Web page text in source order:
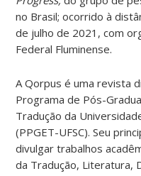
no Brasil; ocorrido à
de julho de 2021, com
Federal Fluminense.
A Qorpus é uma revista
Programa de Pós-
Tradução da
(PPGET-UFSC). Seu
divulgar trabalhos
da Tradução, Literatura,